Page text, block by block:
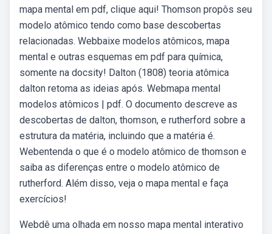
mapa mental em pdf, clique aqui! Thomson propôs seu
modelo atômico tendo como base descobertas
relacionadas. Webbaixe modelos atômicos, mapa
mental e outras esquemas em pdf para química,
somente na docsity! Dalton (1808) teoria atômica
dalton retoma as ideias após. Webmapa mental
modelos atômicos | pdf. O documento descreve as
descobertas de dalton, thomson, e rutherford sobre a
estrutura da matéria, incluindo que a matéria é.
Webentenda o que é o modelo atômico de thomson e
saiba as diferenças entre o modelo atômico de
rutherford. Além disso, veja o mapa mental e faça
exercícios!
Webdê uma olhada em nosso mapa mental interativo